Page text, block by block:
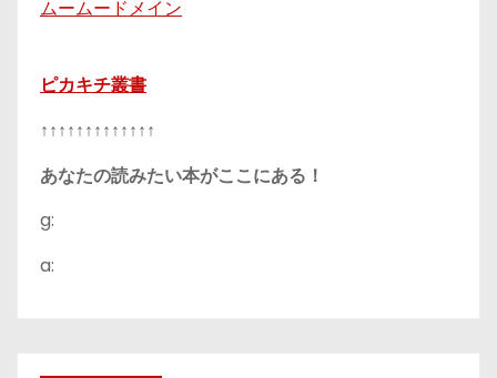
ムームードメイン
ピカキチ叢書
↑↑↑↑↑↑↑↑↑↑↑↑↑
あなたの読みたい本がここにある！
g:
a: